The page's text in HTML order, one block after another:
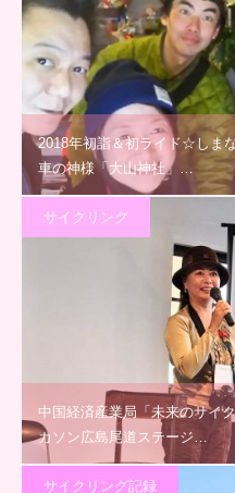
2018年初詣＆初ライド☆しま
車の神様「大山神社」…
サイクリング
中国経済産業局「未来のサイ
カソン広島尾道ステージ…
サイクリング記録